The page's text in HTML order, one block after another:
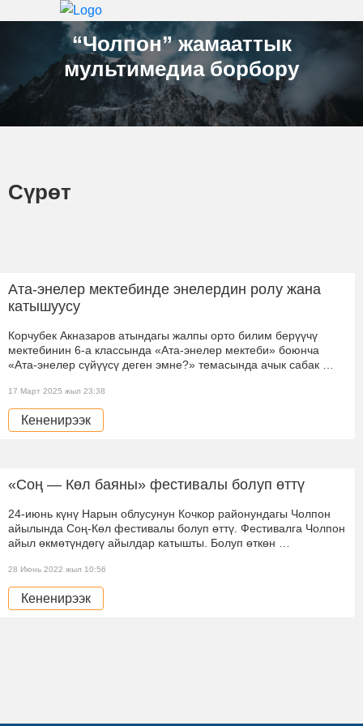
“Чолпон” жамааттык
мультимедиа борбору
Сүрөт
Ата-энелер мектебинде энелердин ролу жана
катышуусу
Корчубек Акназаров атындагы жалпы орто билим берүүчү
мектебинин 6-а классында «Ата-энелер мектеби» боюнча
«Ата-энелер сүйүүсү деген эмне?» темасында ачык сабак …
17 Март 2025 жыл 23:38
Кененирээк
«Соң — Көл баяны» фестивалы болуп өттү
24-июнь күнү Нарын облусунун Кочкор районундагы Чолпон
айылында Соң-Көл фестивалы болуп өттү. Фестивалга Чолпон
айыл өкмөтүндөгү айылдар катышты. Болуп өткөн …
28 Июнь 2022 жыл 10:56
Кененирээк